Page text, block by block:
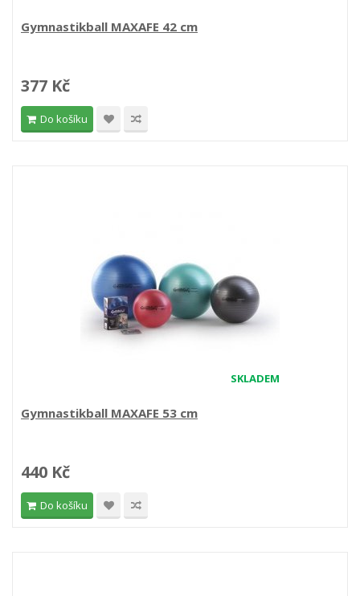
Gymnastikball MAXAFE 42 cm
377 Kč
Do košíku
SKLADEM
Gymnastikball MAXAFE 53 cm
440 Kč
Do košíku